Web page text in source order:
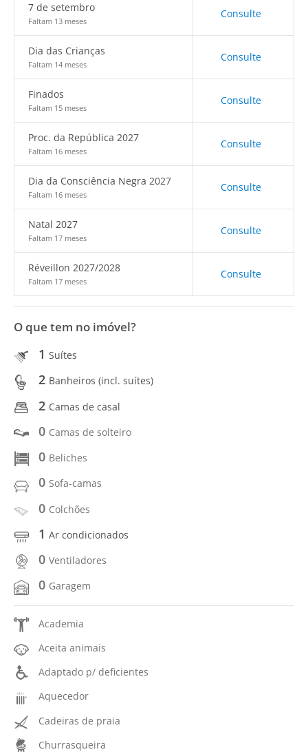
7 de setembro
Faltam 13 meses
Consulte
Dia das Crianças
Faltam 14 meses
Consulte
Finados
Faltam 15 meses
Consulte
Proc. da República 2027
Faltam 16 meses
Consulte
Dia da Consciência Negra 2027
Faltam 16 meses
Consulte
Natal 2027
Faltam 17 meses
Consulte
Réveillon 2027/2028
Faltam 17 meses
Consulte
O que tem no imóvel?
1 Suítes
2 Banheiros (incl. suítes)
2 Camas de casal
0 Camas de solteiro
0 Beliches
0 Sofa-camas
0 Colchões
1 Ar condicionados
0 Ventiladores
0 Garagem
Academia
Aceita animais
Adaptado p/ deficientes
Aquecedor
Cadeiras de praia
Churrasqueira